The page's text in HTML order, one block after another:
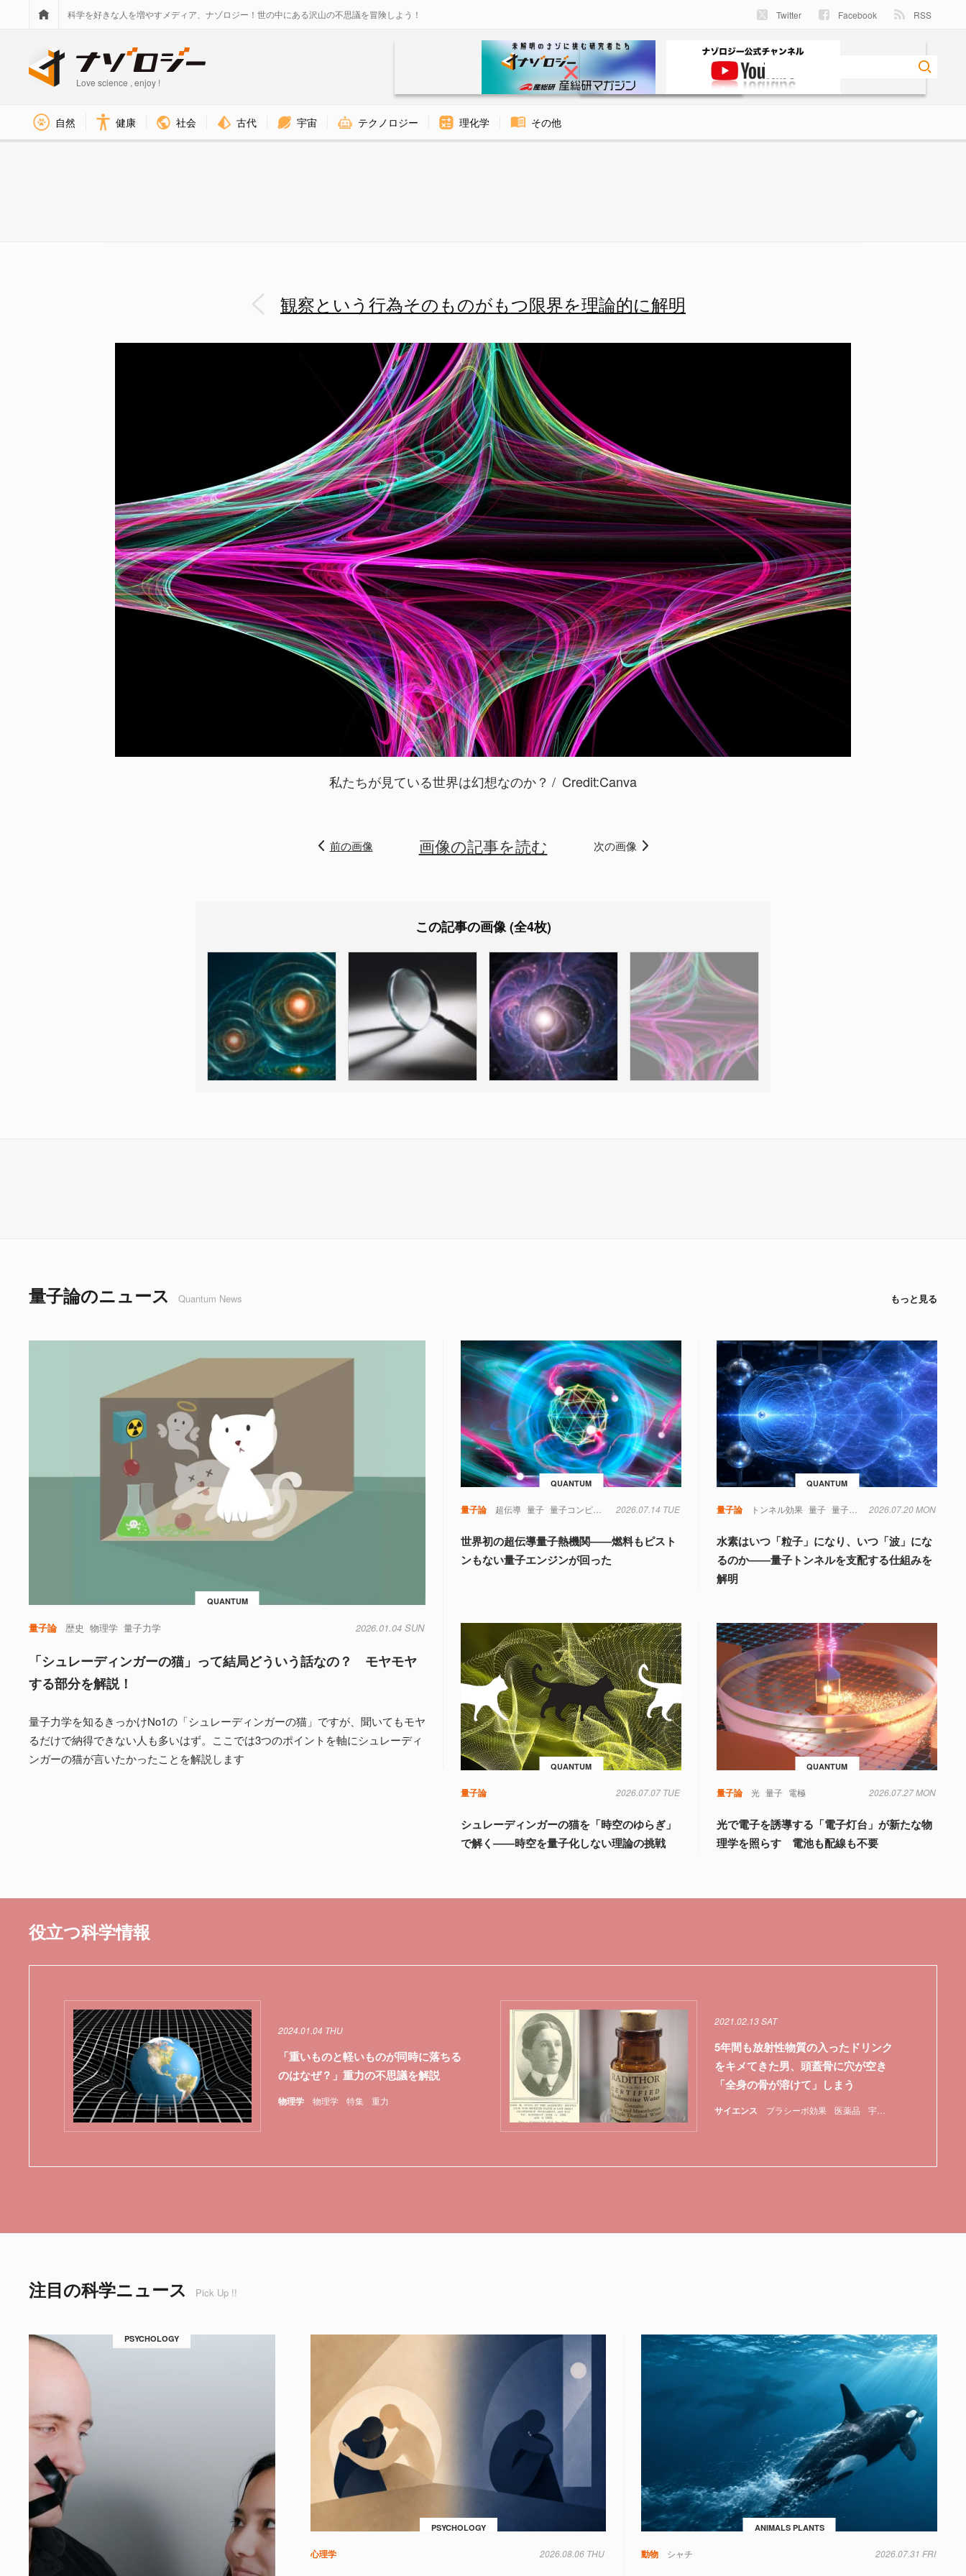
科学を好きな人を増やすメディア、ナゾロジー！世の中にある沢山の不思議を冒険しよう！ Twitter Facebook RSS
Love science , enjoy !
自然 健康 社会 古代 宇宙 テクノロジー 理化学 その他
観察という行為そのものがもつ限界を理論的に解明
私たちが見ている世界は幻想なのか？ Credit:Canva
前の画像 画像の記事を読む 次の画像
この記事の画像 (全4枚)
量子論のニュース Quantum News もっと見る
QUANTUM
量子論 歴史 物理学 量子力学 2026.01.04 SUN
「シュレーディンガーの猫」って結局どういう話なの？ モヤモヤ
する部分を解説！
量子力学を知るきっかけNo1の「シュレーディンガーの猫」ですが、聞いてもモヤ
るだけで納得できない人も多いはず。ここでは3つのポイントを軸にシュレーディ
ンガーの猫が言いたかったことを解説します
QUANTUM
量子論 超伝導 量子 量子コンピュータ 2026.07.14 TUE
世界初の超伝導量子熱機関――燃料もピスト
ンもない量子エンジンが回った
QUANTUM
量子論 トンネル効果 量子 量子力学 2026.07.20 MON
水素はいつ「粒子」になり、いつ「波」にな
るのか――量子トンネルを支配する仕組みを
解明
QUANTUM
量子論 2026.07.07 TUE
シュレーディンガーの猫を「時空のゆらぎ」
で解く――時空を量子化しない理論の挑戦
QUANTUM
量子論 光 量子 電極 2026.07.27 MON
光で電子を誘導する「電子灯台」が新たな物
理学を照らす 電池も配線も不要
役立つ科学情報
物理学 物理学 特集 重力
2024.01.04 THU
「重いものと軽いものが同時に落ちる
のはなぜ？」重力の不思議を解説
サイエンス プラシーボ効果 医薬品 宇宙放射線
2021.02.13 SAT
5年間も放射性物質の入ったドリンク
をキメてきた男、頭蓋骨に穴が空き
「全身の骨が溶けて」しまう
注目の科学ニュース Pick Up !!
PSYCHOLOGY
PSYCHOLOGY
心理学 2026.08.06 THU
ANIMALS PLANTS
動物 シャチ 2026.07.31 FRI